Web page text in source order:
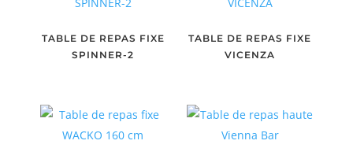
TABLE DE REPAS FIXE
SPINNER-2
TABLE DE REPAS FIXE
VICENZA